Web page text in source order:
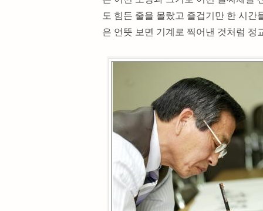
도 힘든 줄을 몰랐고 즐겁기만 한 시
은 언뜻 보면 기계로 찍어낸 것처럼 정